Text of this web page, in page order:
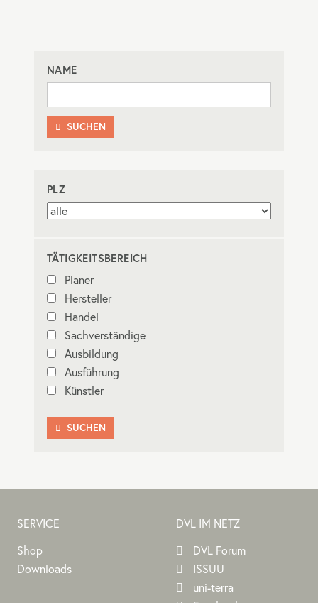
NAME
 SUCHEN
PLZ
TÄTIGKEITSBEREICH
Planer
Hersteller
Handel
Sachverständige
Ausbildung
Ausführung
Künstler
 SUCHEN
SERVICE
Shop
Downloads
DVL IM NETZ
DVL Forum
ISSUU
uni-terra